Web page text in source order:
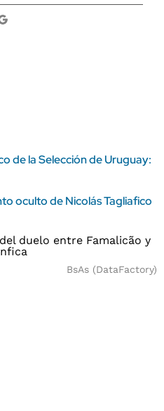
de la Selección de Uruguay:
oculto de Nicolás Tagliafico
BsAs (DataFactory)